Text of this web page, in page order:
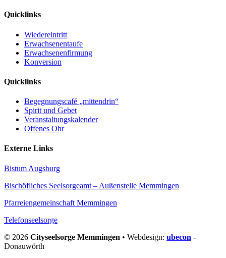
Quicklinks
Wiedereintritt
Erwachsenentaufe
Erwachsenenfirmung
Konversion
Quicklinks
Begegnungscafé „mittendrin“
Spirit und Gebet
Veranstaltungskalender
Offenes Ohr
Externe Links
Bistum Augsburg
Bischöfliches Seelsorgeamt – Außenstelle Memmingen
Pfarreiengemeinschaft Memmingen
Telefonseelsorge
© 2026 Cityseelsorge Memmingen • Webdesign: ubecon -
Donauwörth